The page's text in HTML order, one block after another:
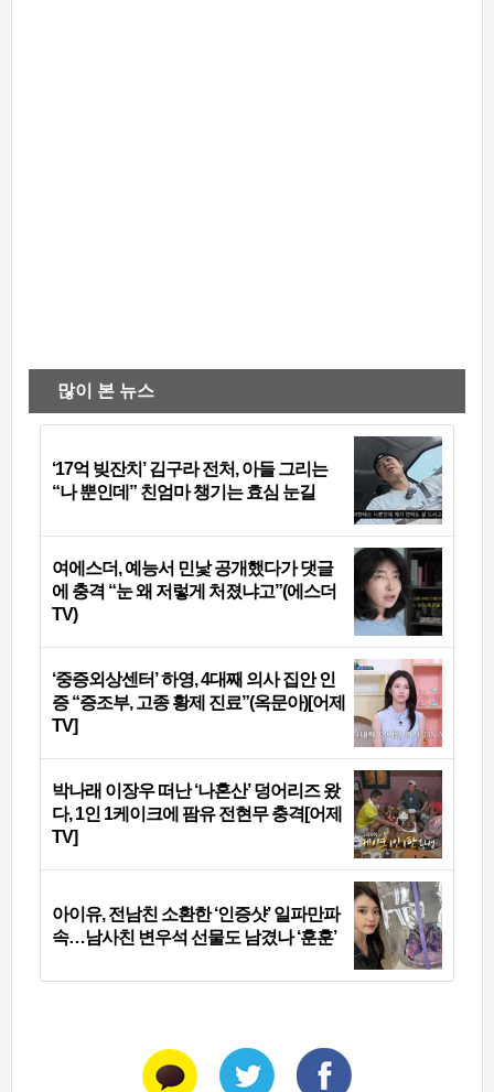
많이 본 뉴스
‘17억 빚잔치’ 김구라 전처, 아들 그리는
“나 뿐인데” 친엄마 챙기는 효심 눈길
여에스더, 예능서 민낯 공개했다가 댓글
에 충격 “눈 왜 저렇게 처졌냐고”(에스더
TV)
‘중증외상센터’ 하영, 4대째 의사 집안 인
증 “증조부, 고종 황제 진료”(옥문아)[어제
TV]
박나래 이장우 떠난 ‘나혼산’ 덩어리즈 왔
다, 1인 1케이크에 팜유 전현무 충격[어제
TV]
아이유, 전남친 소환한 ‘인증샷’ 일파만파
속…남사친 변우석 선물도 남겼나 ‘훈훈’